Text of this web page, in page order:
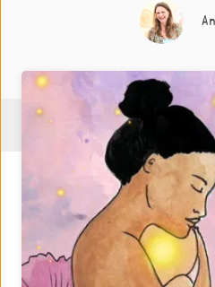
Menu
Over de instructeur